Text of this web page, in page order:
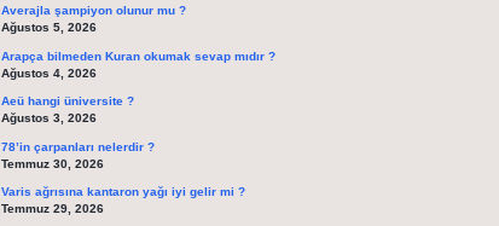
Averajla şampiyon olunur mu ?
Ağustos 5, 2026
Arapça bilmeden Kuran okumak sevap mıdır ?
Ağustos 4, 2026
Aeü hangi üniversite ?
Ağustos 3, 2026
78’in çarpanları nelerdir ?
Temmuz 30, 2026
Varis ağrısına kantaron yağı iyi gelir mi ?
Temmuz 29, 2026